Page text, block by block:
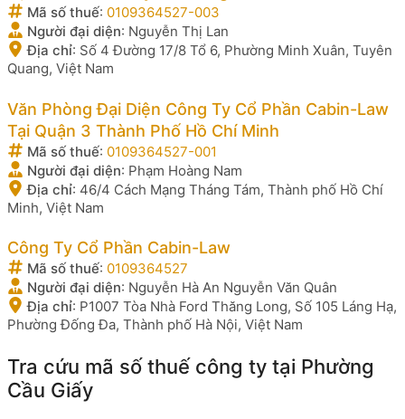
Mã số thuế: 0109364527-003
Người đại diện: Nguyễn Thị Lan
Địa chỉ: Số 4 Đường 17/8 Tổ 6, Phường Minh Xuân, Tuyên
Quang, Việt Nam
Văn Phòng Đại Diện Công Ty Cổ Phần Cabin-Law
Tại Quận 3 Thành Phố Hồ Chí Minh
Mã số thuế: 0109364527-001
Người đại diện: Phạm Hoàng Nam
Địa chỉ: 46/4 Cách Mạng Tháng Tám, Thành phố Hồ Chí
Minh, Việt Nam
Công Ty Cổ Phần Cabin-Law
Mã số thuế: 0109364527
Người đại diện: Nguyễn Hà An Nguyễn Văn Quân
Địa chỉ: P1007 Tòa Nhà Ford Thăng Long, Số 105 Láng Hạ,
Phường Đống Đa, Thành phố Hà Nội, Việt Nam
Tra cứu mã số thuế công ty tại Phường
Cầu Giấy